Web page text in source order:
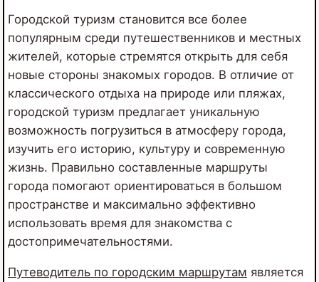
Городской туризм становится все более
популярным среди путешественников и местных
жителей, которые стремятся открыть для себя
новые стороны знакомых городов. В отличие от
классического отдыха на природе или пляжах,
городской туризм предлагает уникальную
возможность погрузиться в атмосферу города,
изучить его историю, культуру и современную
жизнь. Правильно составленные маршруты
города помогают ориентироваться в большом
пространстве и максимально эффективно
использовать время для знакомства с
достопримечательностями.
Путеводитель по городским маршрутам является